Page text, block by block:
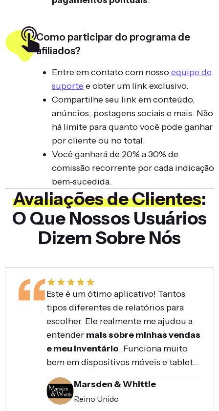
Como participar do programa de
afiliados?
Entre em contato com nossoequipe de
suportee obter um link exclusivo.
Compartilhe seu link em conteúdo,
anúncios, postagens sociais e mais. Não
há limite para quanto você pode ganhar
por cliente ou no total.
Você ganhará de 20% a 30% de
comissão recorrente por cada indicação
bem-sucedida.
Avaliações de Clientes:
O Que Nossos Usuários
Dizem Sobre Nós
Este é um ótimo aplicativo! Tantos
tipos diferentes de relatórios para
escolher. Ele realmente me ajudou a
entender mais sobre minhas vendas
e meu inventário. Funciona muito
bem em dispositivos móveis e tablets,
assim como em desktop. Há muitas
opções de personalização, filtros e
opções de classificação. Ele realmente
Marsden & Whittle
Reino Unido